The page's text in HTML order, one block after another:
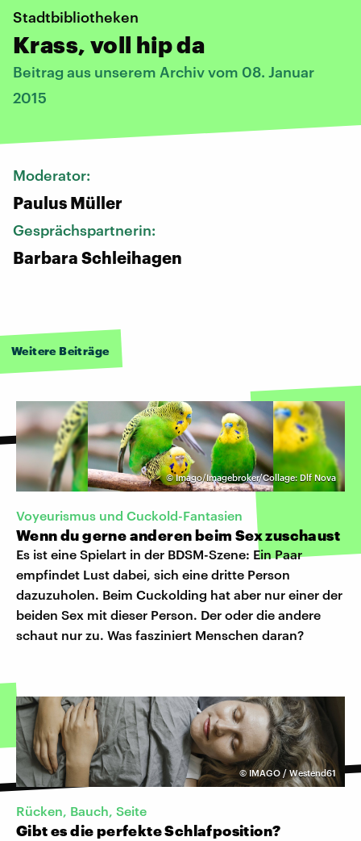
Stadtbibliotheken
Krass, voll hip da
Beitrag aus unserem Archiv vom 08. Januar
2015
Moderator:
Paulus Müller
Gesprächspartnerin:
Barbara Schleihagen
Weitere Beiträge
©Imago/Imagebroker/Collage: Dlf Nova
Voyeurismus und Cuckold-Fantasien
Wenn du gerne anderen beim Sex zuschaust
Es ist eine Spielart in der BDSM-Szene: Ein Paar
empfindet Lust dabei, sich eine dritte Person
dazuzuholen. Beim Cuckolding hat aber nur einer der
beiden Sex mit dieser Person. Der oder die andere
schaut nur zu. Was fasziniert Menschen daran?
©IMAGO / Westend61
Rücken, Bauch, Seite
Gibt es die perfekte Schlafposition?